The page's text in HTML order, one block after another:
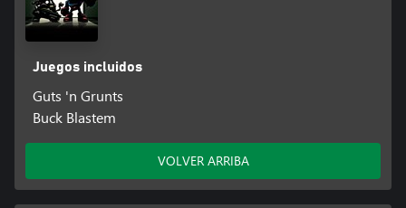
Juegos incluidos
Guts 'n Grunts
Buck Blastem
VOLVER ARRIBA